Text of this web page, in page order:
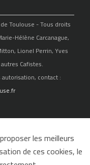
Toulouse - Tous droits
Hélène Carcanague,
Lionel Perrin, Yves
Cafistes.
contact :
les meilleurs
de ces cookies, le